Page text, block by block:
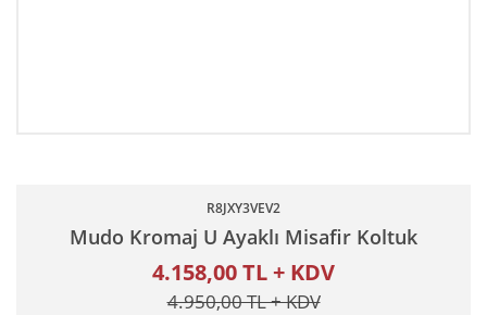
R8JXY3VEV2
Mudo Kromaj U Ayaklı Misafir Koltuk
4.158,00 TL + KDV
4.950,00 TL + KDV